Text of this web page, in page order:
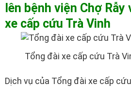
lên bệnh viện Chợ Rẫy
xe cấp cứu Trà Vinh
Tổng đài xe cấp cứu Trà
Dịch vụ của Tổng đài xe cấp